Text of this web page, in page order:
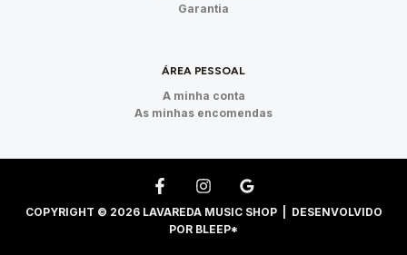
Garantia
ÁREA PESSOAL
A minha conta
As minhas encomendas
COPYRIGHT © 2026 LAVAREDA MUSIC SHOP | DESENVOLVIDO
POR BLEEP*